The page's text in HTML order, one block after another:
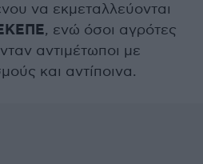
να εκμεταλλεύονται
, ενώ όσοι αγρότες
αντιμέτωποι με
και αντίποινα.